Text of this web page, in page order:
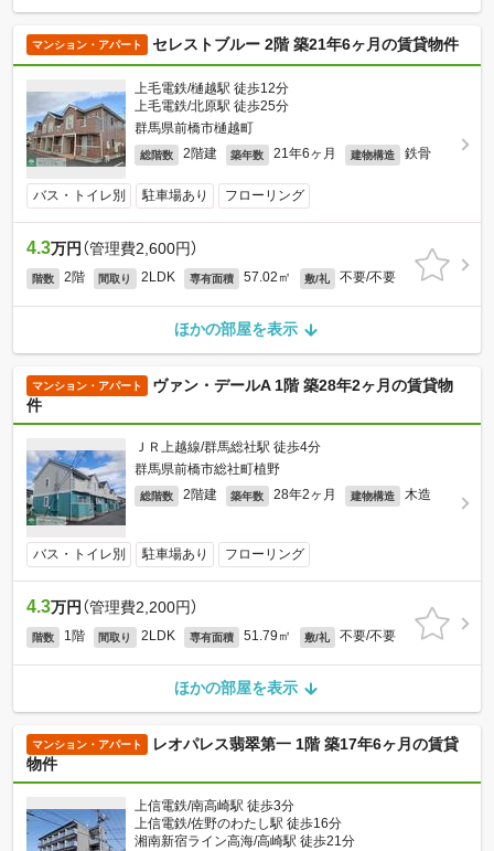
マンション・アパート セレストブルー 2階 築21年6ヶ月の賃貸物件
上毛電鉄/樋越駅 徒歩12分
上毛電鉄/北原駅 徒歩25分
群馬県前橋市樋越町
総階数 2階建 築年数 21年6ヶ月 建物構造 鉄骨
バス・トイレ別 駐車場あり フローリング
4.3万円 （管理費2,600円）
階数 2階 間取り 2LDK 専有面積 57.02㎡ 敷/礼 不要/不要
ほかの部屋を表示
マンション・アパート
ヴァン・デールA 1階 築28年2ヶ月の賃貸物
件
ＪＲ上越線/群馬総社駅 徒歩4分
群馬県前橋市総社町植野
総階数 2階建 築年数 28年2ヶ月 建物構造 木造
バス・トイレ別 駐車場あり フローリング
4.3万円 （管理費2,200円）
階数 1階 間取り 2LDK 専有面積 51.79㎡ 敷/礼 不要/不要
ほかの部屋を表示
マンション・アパート
レオパレス翡翠第一 1階 築17年6ヶ月の賃貸
物件
上信電鉄/南高崎駅 徒歩3分
上信電鉄/佐野のわたし駅 徒歩16分
湘南新宿ライン高海/高崎駅 徒歩21分